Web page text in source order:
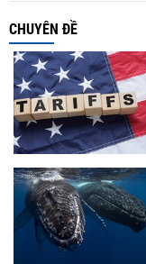
CHUYÊN ĐỀ